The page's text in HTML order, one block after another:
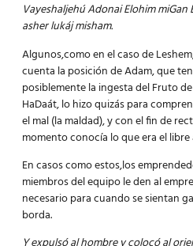
Vayeshaljehú Adonai Elohim
asher lukáj misham.
Algunos,como en el caso de
cuenta la posición de Adam, que
posiblemente la ingesta del Fruto
HaDaát, lo hizo quizás para
el mal (la maldad), y con el fin de
momento conocía lo que era el
En casos como estos,los
miembros del equipo le den al
necesario para cuando se sientan
borda.